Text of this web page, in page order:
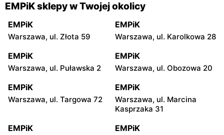
EMPiK sklepy w Twojej okolicy
EMPiK
Warszawa, ul. Złota 59
EMPiK
Warszawa, ul. Karolkowa 28
EMPiK
Warszawa, ul. Puławska 2
EMPiK
Warszawa, ul. Obozowa 20
EMPiK
Warszawa, ul. Targowa 72
EMPiK
Warszawa, ul. Marcina
Kasprzaka 31
EMPiK EMPiK